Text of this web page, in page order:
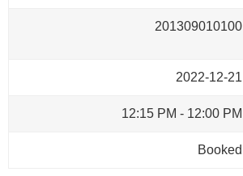
201309010100
2022-12-21
12:00 PM
-
12:15 PM
Booked